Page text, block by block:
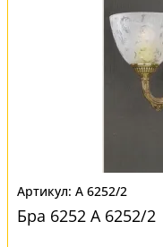
A 6252/2
Бра 6252 A 6252/2